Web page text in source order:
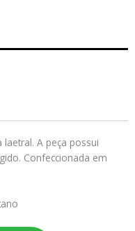
A peça possui
Confeccionada em